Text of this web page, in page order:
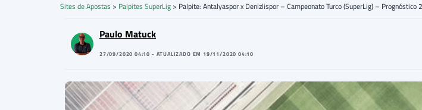
Sites de Apostas > Palpites SuperLig > Palpite: Antalyaspor x Denizlispor – Campeonato Turco (SuperLig) –
Paulo Matuck
27/09/2020 04:10 - ATUALIZADO EM 19/11/2020 04:10